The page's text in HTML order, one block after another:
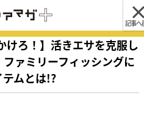
記事へ
ろ！】活きエサを克服し
ァミリーフィッシングに
ムとは!?